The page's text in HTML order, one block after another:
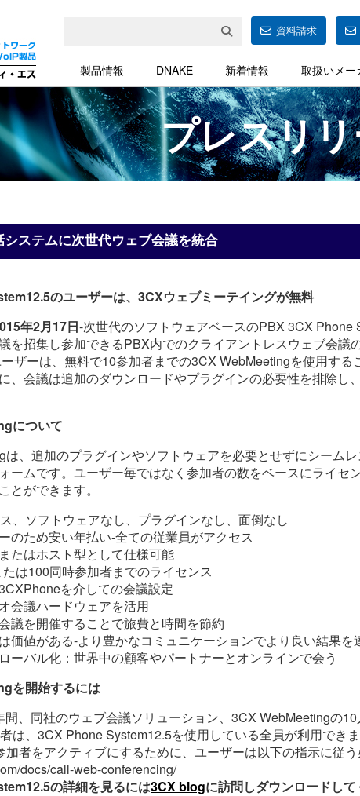
資料請求
製品情報 DNAKE 新着情報 取扱いメー
プレスリ
システムに次世代ウェブ会議を統合
のユーザーは、3CXウェブミーテイングが無料
年2月17日-次世代のソフトウェアベースのPBX 3CX
を招集し参加できるPBX内でのクライアントレスウェブ会
ザーは、無料で10参加者までの3CX WebMeetingを使用す
、会議は追加のダウンロードやプラグインの必要性を排除し
について
は、追加のプラグインやソフトウェアを必要とせずにシーム
ームです。ユーザー毎ではなく参加者の数をベースにライ
とができます。
、ソフトウェアなし、プラグインなし、面倒なし
のため安い年払い-全ての従業員がアクセス
たはホスト型として仕様可能
たは100同時参加者までのライセンス
を介しての会議設定
会議ハードウェアを活用
議を開催することで旅費と時間を節約
価値がある-より豊かなコミュニケーションでより良い結果を
ーバル化：世界中の顧客やパートナーとオンラインで会う
を開始するには
、同社のウェブ会議ソリューション、3CX WebMeetingの10
は、3CX Phone System12.5を使用している全員が利用できま
者をアクティブにするために、ユーザーは以下の指示に従う
docs/call-web-conferencing/
の詳細を見るには3CX blogに訪問しダウンロードして